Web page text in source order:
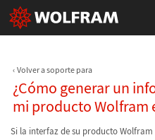
Volver a soporte para
¿Cómo generar un
mi producto Wolfram
Si la interfaz de su producto